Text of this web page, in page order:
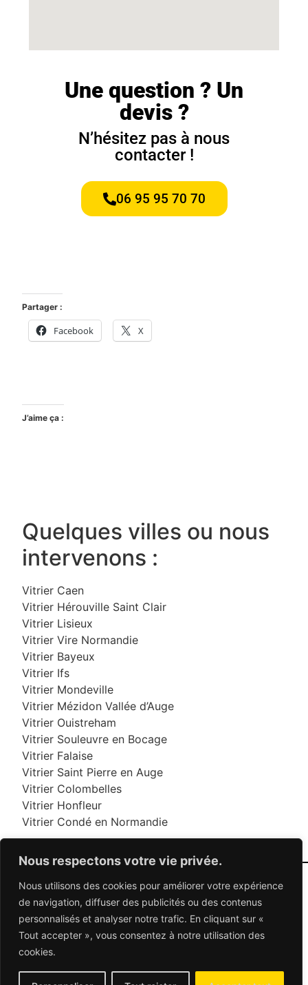
Nous respectons votre vie privée.
Nous utilisons des cookies pour améliorer votre expérience
de navigation, diffuser des publicités ou des contenus
personnalisés et analyser notre trafic. En cliquant sur «
Tout accepter », vous consentez à notre utilisation des
cookies.
Une question ? Un
devis ?
N’hésitez pas à nous
contacter !
06 95 95 70 70
Partager :
Facebook X
J’aime ça :
Quelques villes ou nous
intervenons :
Vitrier Caen
Vitrier Hérouville Saint Clair
Vitrier Lisieux
Vitrier Vire Normandie
Vitrier Bayeux
Vitrier Ifs
Vitrier Mondeville
Vitrier Mézidon Vallée d’Auge
Vitrier Ouistreham
Vitrier Souleuvre en Bocage
Vitrier Falaise
Vitrier Saint Pierre en Auge
Vitrier Colombelles
Vitrier Honfleur
Vitrier Condé en Normandie
06 95 95 70 70
© 2026 Dépannage Vitrier - Tous droits réservés
Dépannage vitrerie en France : Des solutions
adaptées à vos besoins